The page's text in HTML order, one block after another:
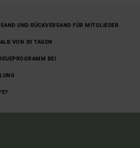
UND RÜCKVERSAND FÜR MITGLIEDER
VON 30 TAGEN
BEI